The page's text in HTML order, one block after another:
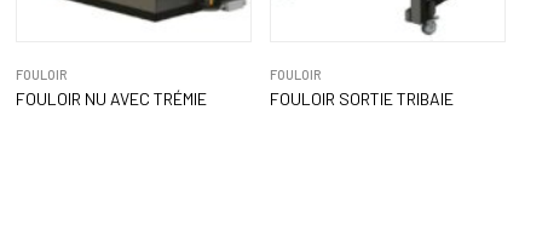
FOULOIR
FOULOIR NU AVEC TRÉMIE
FOULOIR
FOULOIR SORTIE TRIBAIE